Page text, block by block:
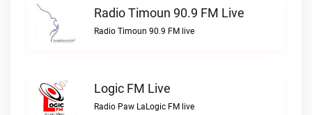
Radio Timoun 90.9 FM Live
Radio Timoun 90.9 FM live
Logic FM Live
Radio Paw LaLogic FM live